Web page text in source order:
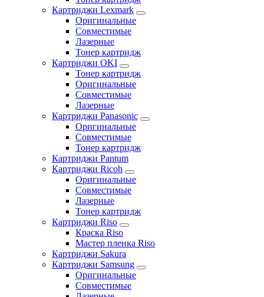
Картриджи Lexmark
Оригинальные
Совместимые
Лазерные
Тонер картридж
Картриджи OKI
Тонер картридж
Оригинальные
Совместимые
Лазерные
Картриджи Panasonic
Оригинальные
Совместимые
Тонер картридж
Картриджи Pantum
Картриджи Ricoh
Оригинальные
Совместимые
Лазерные
Тонер картридж
Картриджи Riso
Краска Riso
Мастер пленка Riso
Картриджи Sakura
Картриджи Samsung
Оригинальные
Совместимые